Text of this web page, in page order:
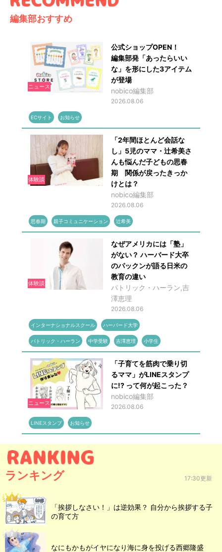
編集部おすすめ
ニュース
公式ショップOPEN！
編集部発「あったらいい
な」を形にした3アイテム
が登場
nobico編集部
2026.08.06
ECサイト お知らせ
体験談
「2年間ほとんど会話な
し」5児のママ・辻希美さ
んも悩んだ子どもの思春
期 関係が戻ったきっか
けとは？
nobico編集部
2026.08.06
思春期 親子コミュニケーション 辻希美
体験談
なぜアメリカには「塾」
がない？ ハーバード大卒
のパックンが語る日米の
教育の違い
パトリック・ハーラン,吉
澤恵理
2026.08.06
インターナショナルスクール ハーバード大学
パトリック・ハーラン 中学受験 吉澤恵理 小学生
ニュース
「子育てを筋肉で乗り切
るママ」がLINEスタンプ
に!? って何が起こった？
nobico編集部
2026.08.06
LINEスタンプ お知らせ
ランキング 17:30更新
「挨拶しなさい！」は逆効果？ 自分から挨拶する子
の育て方
なにもかもがイヤになり海に身を投げる西郷隆盛